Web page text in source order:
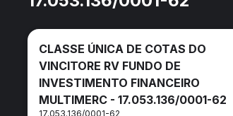
CLASSE ÚNICA DE COTAS DO
VINCITORE RV FUNDO DE
INVESTIMENTO FINANCEIRO
MULTIMERC - 17.053.136/0001-62
17.053.136/0001-62